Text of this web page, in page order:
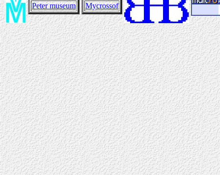
Peter museum Mycrossof